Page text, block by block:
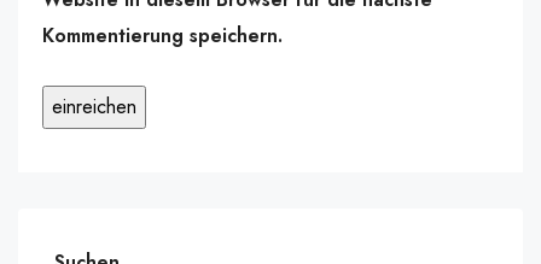
Kommentierung speichern.